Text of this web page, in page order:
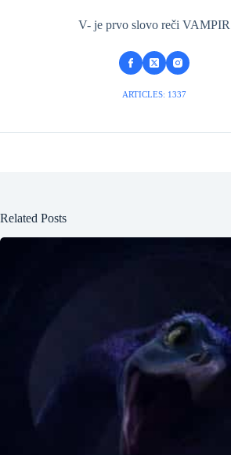
V- je prvo slovo reči VAMPIR
ARTICLES: 1337
Related Posts